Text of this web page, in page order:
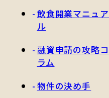
飲食開業マニュア
ル
融資申請の攻略コ
ラム
物件の決め手